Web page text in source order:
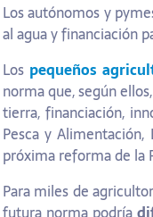
Los autónomos y
al agua y financiación
Los pequeños
norma que, según
tierra, financiación,
Pesca y
próxima reforma de la
Para miles de